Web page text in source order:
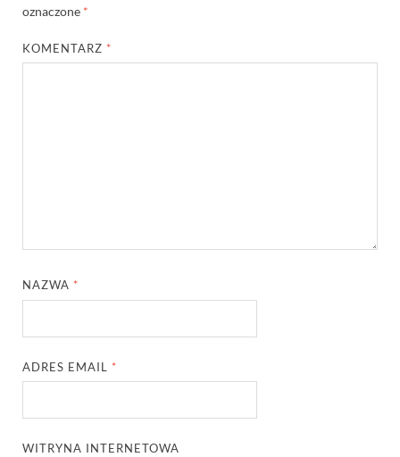
oznaczone *
KOMENTARZ *
NAZWA *
ADRES EMAIL *
WITRYNA INTERNETOWA